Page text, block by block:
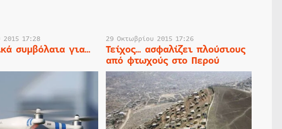
2015 17:28
συμβόλαια για…
29 Οκτωβρίου 2015 17:26
Τείχος… ασφαλίζει πλούσιους
από φτωχούς στο Περού